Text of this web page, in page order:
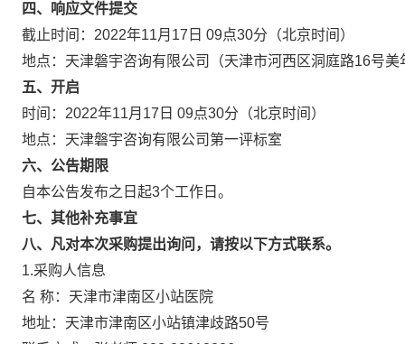
四、响应文件提交
截止时间：2022年11月17日 09点30分（北京时间）
地点：天津磐宇咨询有限公司（天津市河西区洞庭路16号美
五、开启
时间：2022年11月17日 09点30分（北京时间）
地点：天津磐宇咨询有限公司第一评标室
六、公告期限
自本公告发布之日起3个工作日。
七、其他补充事宜
八、凡对本次采购提出询问，请按以下方式联系。
1.采购人信息
名 称：天津市津南区小站医院
地址：天津市津南区小站镇津歧路50号